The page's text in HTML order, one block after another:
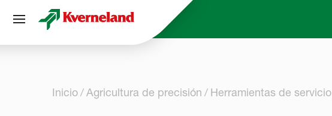
Inicio Agricultura de precisión Herramientas de servicio
Panel de gestión de cookies